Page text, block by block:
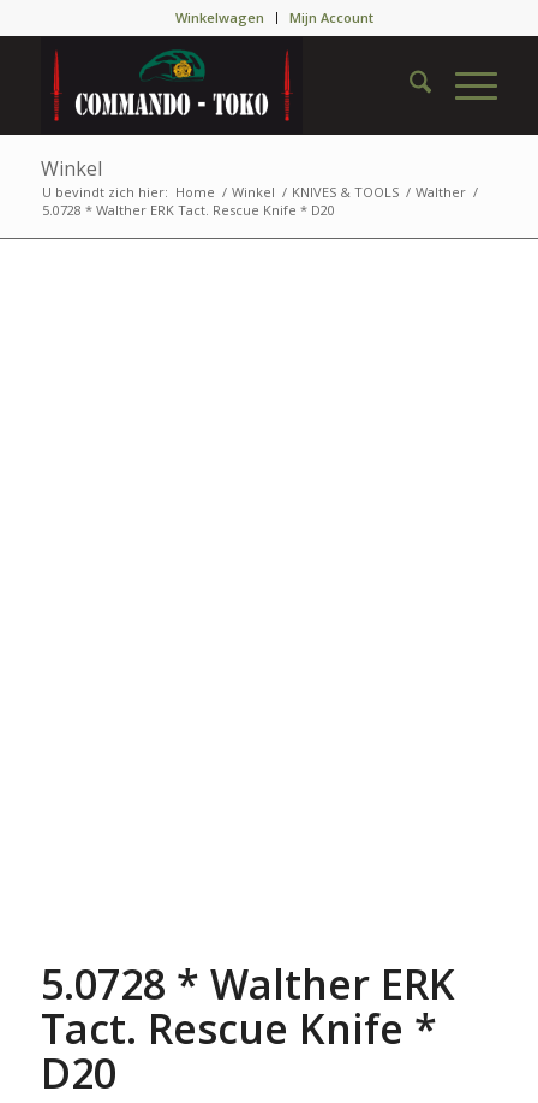
Winkelwagen Mijn Account
Winkel
U bevindt zich hier: Home / Winkel / KNIVES & TOOLS / Walther /
5.0728 * Walther ERK Tact. Rescue Knife * D20
5.0728 * Walther ERK
Tact. Rescue Knife *
D20